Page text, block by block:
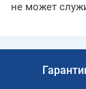
не может